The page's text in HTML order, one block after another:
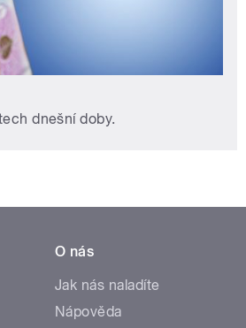
dnešní doby.
O nás
Jak nás naladíte
Nápověda